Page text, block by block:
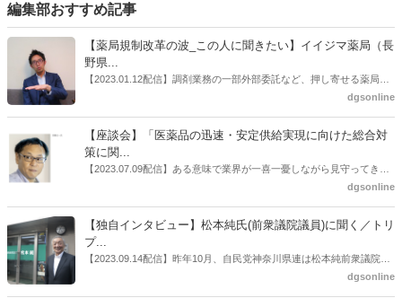
編集部おすすめ記事
【薬局規制改革の波_この人に聞きたい】イイジマ薬局（長
野県...
【2023.01.12配信】調剤業務の一部外部委託など、押し寄せる薬局業
界への規制改革の波。この規制改革の波を薬局業界はどう受け止めた
はないだろうか。本紙ではこうした問題について、厚労省「薬局薬剤
師の業務及び薬局の機能に関するワーキンググループ」に参考人とし
ても出席していたイイジマ薬局（長野県上田市）開設者である飯島裕
dgsonline
【座談会】「医薬品の迅速・安定供給実現に向けた総合対
策に関...
【2023.07.09配信】ある意味で業界が一喜一憂しながら見守ってきた
厚労省「医薬品の迅速・安定供給実現に向けた総合対策に関する有識
書がとりまとめられた。ドラビズon-lineでは検討会を総括する目的で
厚労省医政局医薬産業振興・医療情報企画課長（医薬産業振興・医療
情報企画課セルフケア・セルフメディケーション推進室長併任）安藤
公一氏や青山学院大学名誉教授の三村優美子氏、 日本保険薬局協会医
dgsonline
【独自インタビュー】松本純氏(前衆議院議員)に聞く／トリ
プ...
【2023.09.14配信】昨年10月、自民党神奈川県連は松本純前衆議院議
員を「自民党神奈川1区」（横浜市中区・磯子区・金沢区）の支部長
dgsonline